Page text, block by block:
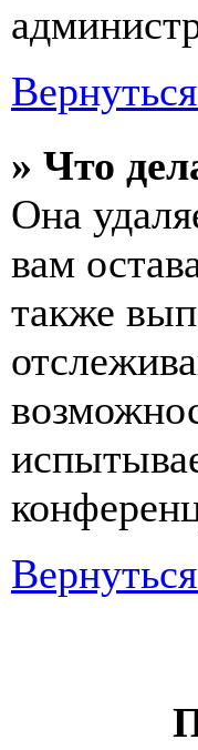
» Что
Она
вам
также